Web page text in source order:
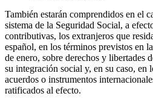
También estarán comprendidos en el
sistema de la Seguridad Social, a
contributivas, los extranjeros que
español, en los términos previstos en
de enero, sobre derechos y libertades
su integración social y, en su caso, en
acuerdos o instrumentos
ratificados al efecto.